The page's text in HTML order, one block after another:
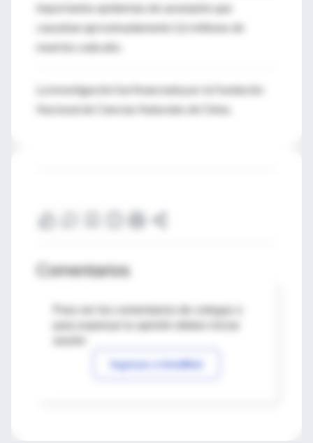
importantes epidemias de sarampión que
causaban aproximadamente 2,6 millones de
muertes cada año.
La investigación fue financiada por la Fundación
Nacional de Ciencias Naturales de China.
Comentarios
Para ver los comentarios de colegas o
Ingresar a IntraMed